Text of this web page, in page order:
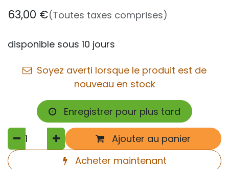
63,00 €(Toutes taxes comprises)
disponible sous 10 jours
Soyez averti lorsque le produit est de
nouveau en stock
Enregistrer pour plus tard
Ajouter au panier
Acheter maintenant